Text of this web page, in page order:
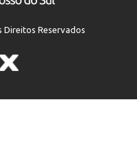
Direitos Reservados